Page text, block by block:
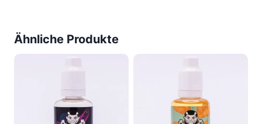
Ähnliche Produkte